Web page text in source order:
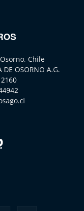
Chile
DE OSORNO A.G.